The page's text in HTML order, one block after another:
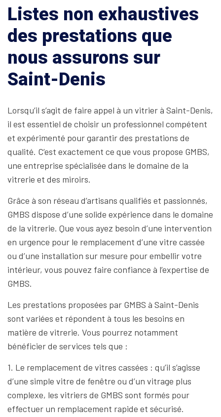
Listes non exhaustives
des prestations que
nous assurons sur
Saint-Denis
Lorsqu’il s’agit de faire appel à un vitrier à Saint-Denis,
il est essentiel de choisir un professionnel compétent
et expérimenté pour garantir des prestations de
qualité. C’est exactement ce que vous propose GMBS,
une entreprise spécialisée dans le domaine de la
vitrerie et des miroirs.
Grâce à son réseau d’artisans qualifiés et passionnés,
GMBS dispose d’une solide expérience dans le domaine
de la vitrerie. Que vous ayez besoin d’une intervention
en urgence pour le remplacement d’une vitre cassée
ou d’une installation sur mesure pour embellir votre
intérieur, vous pouvez faire confiance à l’expertise de
GMBS.
Les prestations proposées par GMBS à Saint-Denis
sont variées et répondent à tous les besoins en
matière de vitrerie. Vous pourrez notamment
bénéficier de services tels que :
1. Le remplacement de vitres cassées : qu’il s’agisse
d’une simple vitre de fenêtre ou d’un vitrage plus
complexe, les vitriers de GMBS sont formés pour
effectuer un remplacement rapide et sécurisé.